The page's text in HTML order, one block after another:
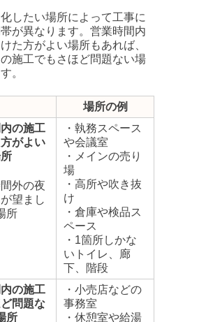
したい場所によって工事に
が異なります。営業時間内
た方がよい場所もあれば、
施工でもさほど問題ない場
。
場所の例
の施工
がよい
外の夜
望まし
所
・執務スペース
や会議室
・メインの売り
場
・高所や吹き抜
け
・倉庫や検品ス
ペース
・1箇所しかな
いトイレ、廊
下、階段
の施工
問題な
所
・小売店などの
事務室
・休憩室や給湯